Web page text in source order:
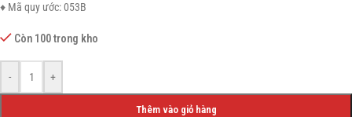
♦ Mã quy ước: 053B
Còn 100 trong kho
- +
Thêm vào giỏ hàng